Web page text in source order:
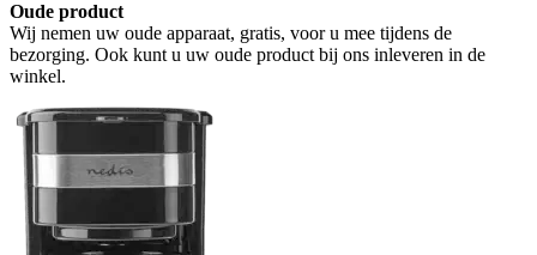
Oude product
Wij nemen uw oude apparaat, gratis, voor u mee tijdens de
bezorging. Ook kunt u uw oude product bij ons inleveren in de
winkel.